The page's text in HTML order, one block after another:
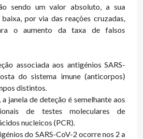
sendo um valor absoluto, a sua
por via das reações cruzadas,
o aumento da taxa de falsos
associada aos antigénios SARS-
do sistema imune (anticorpos)
distintos.
janela de deteção é semelhante aos
de testes moleculares de
nucleicos (PCR).
do SARS-CoV-2 ocorre nos 2 a